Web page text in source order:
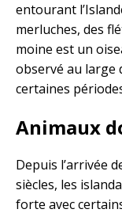
entourant
merluches, des
moine est un
observé au large
certaines
Animaux
Depuis l’arrivée
siècles, les
forte avec